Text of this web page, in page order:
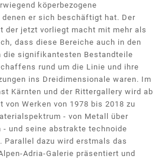
köperbezogene
er sich beschäftigt hat. Der
der jetzt vorliegt macht mit mehr als
dass diese Bereiche auch in den
die signifikantesten Bestandteile
rund um die Linie und ihre
ins Dreidimensionale waren. Im
Kärnten und der Rittergallery wird ab
von Werken von 1978 bis 2018 zu
- von Metall über
- und seine abstrakte technoide
Parallel dazu wird erstmals das
Adria-Galerie präsentiert und